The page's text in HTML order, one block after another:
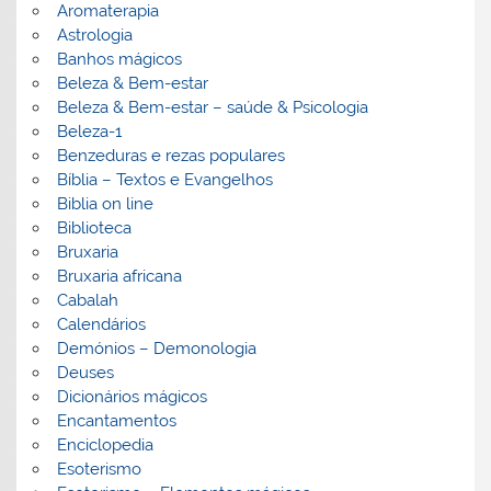
Aromaterapia
Astrologia
Banhos mágicos
Beleza & Bem-estar
Beleza & Bem-estar – saúde & Psicologia
Beleza-1
Benzeduras e rezas populares
Bíblia – Textos e Evangelhos
Biblia on line
Biblioteca
Bruxaria
Bruxaria africana
Cabalah
Calendários
Demónios – Demonologia
Deuses
Dicionários mágicos
Encantamentos
Enciclopedia
Esoterismo